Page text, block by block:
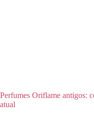
Perfumes Oriflame antigos:
atual